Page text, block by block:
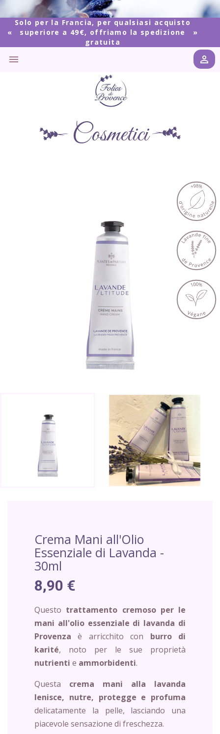
Solo per la Francia, per qualsiasi acquisto
superiore a 49€, offriamo la spedizione
gratuita
 
Cosmetici
Crema Mani all'Olio
Essenziale di Lavanda -
30ml
8,90 €
Questo trattamento cremoso per le
mani all'olio essenziale di lavanda di
Provenza è arricchito con burro di
karité, noto per le sue proprietà
nutrienti e ammorbidenti.
Questa crema mani alla lavanda
lenisce, nutre, protegge e profuma
delicatamente la pelle, lasciando una
piacevole sensazione di freschezza.